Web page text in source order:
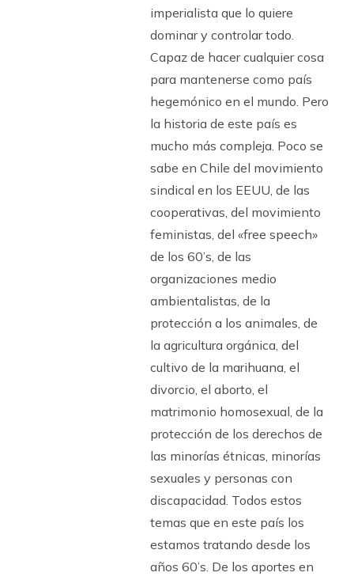
imperialista que lo quiere
dominar y controlar todo.
Capaz de hacer cualquier cosa
para mantenerse como país
hegemónico en el mundo. Pero
la historia de este país es
mucho más compleja. Poco se
sabe en Chile del movimiento
sindical en los EEUU, de las
cooperativas, del movimiento
feministas, del «free speech»
de los 60’s, de las
organizaciones medio
ambientalistas, de la
protección a los animales, de
la agricultura orgánica, del
cultivo de la marihuana, el
divorcio, el aborto, el
matrimonio homosexual, de la
protección de los derechos de
las minorías étnicas, minorías
sexuales y personas con
discapacidad. Todos estos
temas que en este país los
estamos tratando desde los
años 60’s. De los aportes en